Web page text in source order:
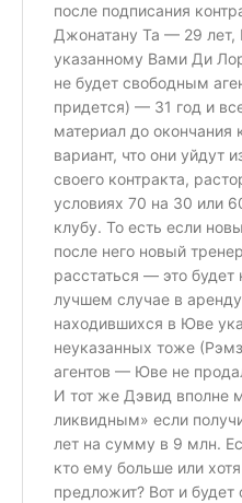
после подписания
Джонатану Та — 29 лет,
указанному Вами Ди
не будет свободным
придется) — 31 год и
материал до окончания
вариант, что они уйдут
своего контракта,
условиях 70 на 30 или
клубу. То есть если
после него новый
расстаться — это будет
лучшем случае в
находившихся в Юве
неуказанных тоже
агентов — Юве не
И тот же Дэвид вполне
ликвидным» если
лет на сумму в 9 млн.
кто ему больше или
предложит? Вот и